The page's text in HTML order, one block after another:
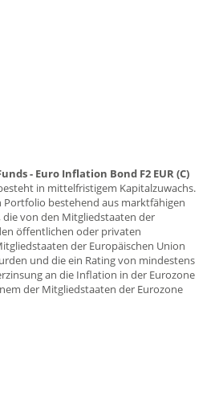
- Euro Inflation Bond F2 EUR (C)
in mittelfristigem Kapitalzuwachs.
Portfolio bestehend aus marktfähigen
von den Mitgliedstaaten der
öffentlichen oder privaten
der Europäischen Union
und die ein Rating von mindestens
an die Inflation in der Eurozone
der Mitgliedstaaten der Eurozone